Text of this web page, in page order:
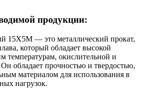
продукции:
15Х5М — это металлический прокат,
который обладает высокой
температурам, окислительной и
обладает прочностью и твердостью,
материалом для использования в
нагрузок.